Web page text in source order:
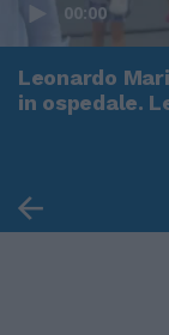
00:00
Leonardo
in ospedale.